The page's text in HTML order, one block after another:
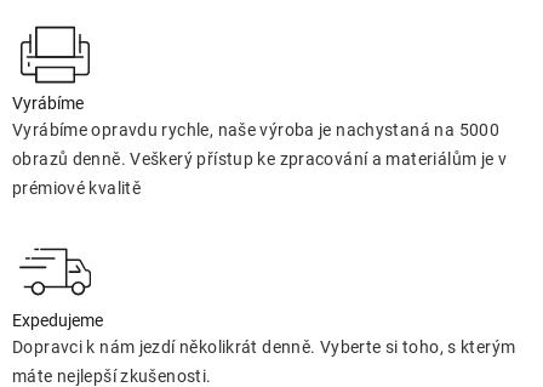
Vyrábíme
Vyrábíme opravdu rychle, naše výroba je nachystaná na 5000
obrazů denně. Veškerý přístup ke zpracování a materiálům je v
prémiové kvalitě
Expedujeme
Dopravci k nám jezdí několikrát denně. Vyberte si toho, s kterým
máte nejlepší zkušenosti.